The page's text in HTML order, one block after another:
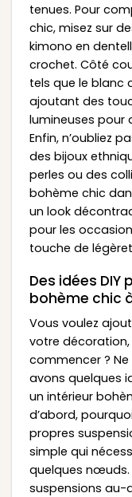
tenues. Pour
chic, misez sur
kimono en
crochet. Côté
tels que le blanc
ajoutant des
lumineuses pour
Enfin, n’oubliez
des bijoux
perles ou des
bohème chic
un look
pour les
touche de
Des idées
bohème chic
Vous voulez
votre
commencer ?
avons quelques
un intérieur
d’abord,
propres
simple qui
quelques nœuds.
suspensions au-